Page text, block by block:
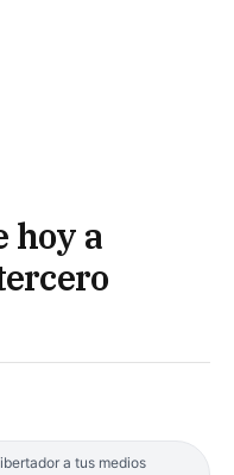
hoy a
a tus medios